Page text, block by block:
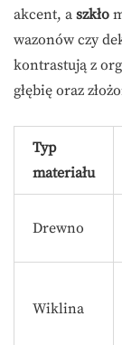
akcent, a szkło
wazonów czy
kontrastują z
głębię oraz
Typ
materiału
Drewno
Wiklina